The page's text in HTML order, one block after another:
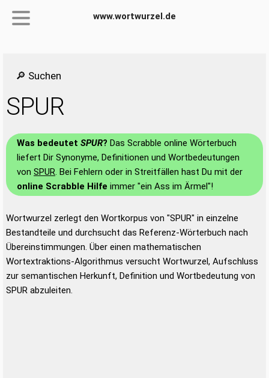
www.wortwurzel.de
🔎 Suchen
SPUR
Was bedeutet SPUR? Das Scrabble online Wörterbuch
liefert Dir Synonyme, Definitionen und Wortbedeutungen
von SPUR. Bei Fehlern oder in Streitfällen hast Du mit der
online Scrabble Hilfe immer "ein Ass im Ärmel"!
Wortwurzel zerlegt den Wortkorpus von "SPUR" in einzelne
Bestandteile und durchsucht das Referenz-Wörterbuch nach
Übereinstimmungen. Über einen mathematischen
Wortextraktions-Algorithmus versucht Wortwurzel, Aufschluss
zur semantischen Herkunft, Definition und Wortbedeutung von
SPUR abzuleiten.